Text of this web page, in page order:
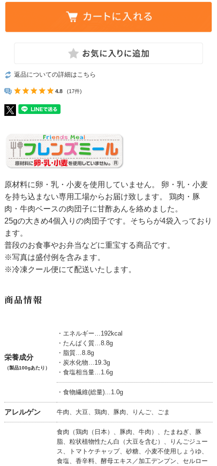
返品についての詳細はこちら
4.8 (17件)
原材料に卵・乳・小麦を使用していません。 卵・乳・小麦
を持ち込まない専用工場からお届け致します。 鶏肉・豚
肉・牛肉ベースの肉団子に甘酢あんを絡めました。
25gの大きめ4個入りの肉団子です。そちらが4袋入っており
ます。
普段のお食事やお弁当などに重宝する商品です。
※写真は盛付例を含みます。
※冷凍クール便にて配送いたします。
商品情報
栄養成分
（製品100gあたり）
・エネルギー…192kcal
・たんぱく質…8.8g
・脂質…8.8g
・炭水化物…19.3g
・食塩相当量…1.6g
・食物繊維(総量)…1.0g
アレルゲン 牛肉、大豆、鶏肉、豚肉、りんご、ごま
食肉（鶏肉（日本）、豚肉、牛肉）、たまねぎ、豚
脂、粒状植物性たん白（大豆を含む）、りんごジュー
ス、トマトケチャップ、砂糖、小麦不使用しょうゆ、
食塩、香辛料、酵母エキス／加工デンプン、セルロー